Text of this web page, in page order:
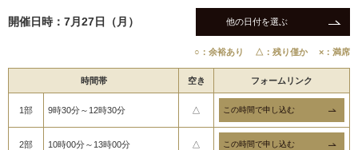
開催日時：7月27日（月） 他の日付を選ぶ
○：余裕あり △：残り僅か ×：満席
時間帯 空き フォームリンク
1部 9時30分～12時30分 △
2部 10時00分～13時00分 △